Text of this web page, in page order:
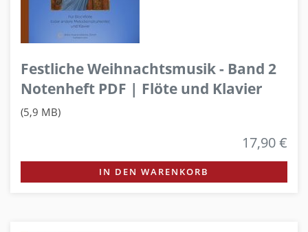
Festliche Weihnachtsmusik - Band 2
Notenheft PDF | Flöte und Klavier
(5,9 MB)
17,90 €
IN DEN WARENKORB